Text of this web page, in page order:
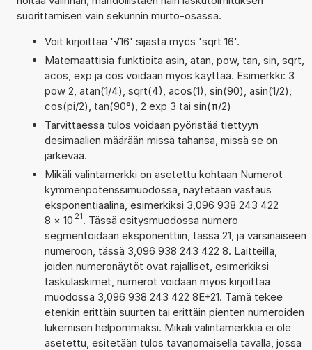
suorittamisen vain sekunnin murto-osassa.
Voit kirjoittaa '√16' sijasta myös 'sqrt 16'.
Matemaattisia funktioita asin, atan, pow, tan, sin, sqrt,
acos, exp ja cos voidaan myös käyttää. Esimerkki: 3
pow 2, atan(1/4), sqrt(4), acos(1), sin(90), asin(1/2),
cos(pi/2), tan(90°), 2 exp 3 tai sin(π/2)
Tarvittaessa tulos voidaan pyöristää tiettyyn
desimaalien määrään missä tahansa, missä se on
järkevää.
Mikäli valintamerkki on asetettu kohtaan Numerot
kymmenpotenssimuodossa, näytetään vastaus
eksponentiaalina, esimerkiksi 3,096 938 243 422
8 × 10 21. Tässä esitysmuodossa numero
segmentoidaan eksponenttiin, tässä 21, ja varsinaiseen
numeroon, tässä 3,096 938 243 422 8. Laitteilla,
joiden numeronäytöt ovat rajalliset, esimerkiksi
taskulaskimet, numerot voidaan myös kirjoittaa
muodossa 3,096 938 243 422 8E+21. Tämä tekee
etenkin erittäin suurten tai erittäin pienten numeroiden
lukemisen helpommaksi. Mikäli valintamerkkiä ei ole
asetettu, esitetään tulos tavanomaisella tavalla, jossa